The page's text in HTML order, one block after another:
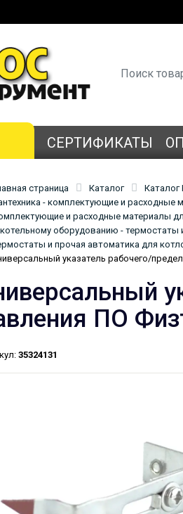
СЕРТИФИКАТЫ
страница Каталог
Каталог
- комплектующие и расходные
и расходные материалы
оборудованию - термостаты
и прочая автоматика для
указатель рабочего/
ПО
35324131